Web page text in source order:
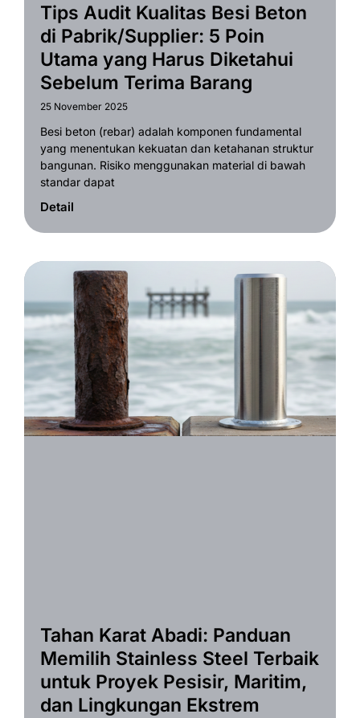
Tips Audit Kualitas Besi Beton
di Pabrik/Supplier: 5 Poin
Utama yang Harus Diketahui
Sebelum Terima Barang
25 November 2025
Besi beton (rebar) adalah komponen fundamental
yang menentukan kekuatan dan ketahanan struktur
bangunan. Risiko menggunakan material di bawah
standar dapat
Detail
Tahan Karat Abadi: Panduan
Memilih Stainless Steel Terbaik
untuk Proyek Pesisir, Maritim,
dan Lingkungan Ekstrem